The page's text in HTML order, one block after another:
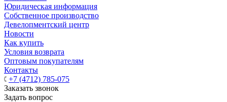
Юридическая информация
Собственное производство
Девелопментский центр
Новости
Как купить
Условия возврата
Оптовым покупателям
Контакты
+7 (4712) 785-075
Заказать звонок
Задать вопрос